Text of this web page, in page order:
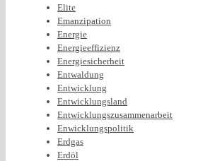
Elite
Emanzipation
Energie
Energieeffizienz
Energiesicherheit
Entwaldung
Entwicklung
Entwicklungsland
Entwicklungszusammenarbeit
Enwicklungspolitik
Erdgas
Erdöl